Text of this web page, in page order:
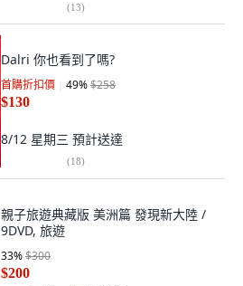
(13)
Dalri 你也看到了嗎?
首購折扣價 49%$258
$130
8/12 星期三 預計送達
(18)
親子旅遊典藏版 美洲篇 發現新大陸 /
9DVD, 旅遊
33%$300
$200